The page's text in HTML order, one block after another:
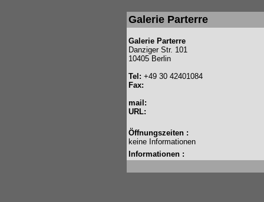
Galerie Parterre
Galerie Parterre
Danziger Str. 101
10405 Berlin
Tel: +49 30 42401084
Fax:
mail:
URL:
Öffnungszeiten :
keine Informationen
Informationen :